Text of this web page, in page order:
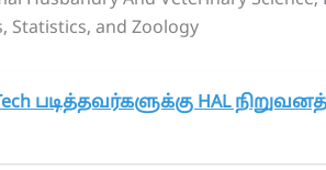
Statistics, and Zoology
படித்தவர்களுக்கு HAL